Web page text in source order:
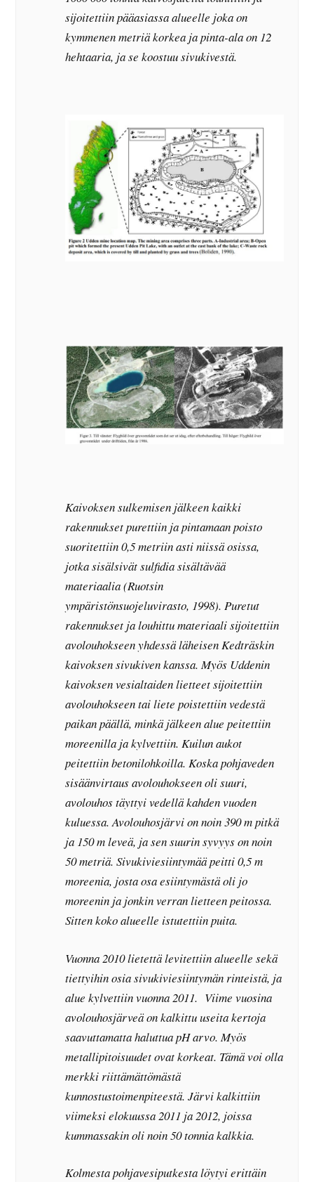
sijoitettiin pääasiassa alueelle joka on
kymmenen metriä korkea ja pinta-ala on 12
hehtaaria, ja se koostuu sivukivestä.
Kaivoksen sulkemisen jälkeen kaikki
rakennukset purettiin ja pintamaan poisto
suoritettiin 0,5 metriin asti niissä osissa,
jotka sisälsivät sulfidia sisältävää
materiaalia (Ruotsin
ympäristönsuojeluvirasto, 1998). Puretut
rakennukset ja louhittu materiaali sijoitettiin
avolouhokseen yhdessä läheisen Kedträskin
kaivoksen sivukiven kanssa. Myös Uddenin
kaivoksen vesialtaiden lietteet sijoitettiin
avolouhokseen tai liete poistettiin vedestä
paikan päällä, minkä jälkeen alue peitettiin
moreenilla ja kylvettiin. Kuilun aukot
peitettiin betonilohkoilla. Koska pohjaveden
sisäänvirtaus avolouhokseen oli suuri,
avolouhos täyttyi vedellä kahden vuoden
kuluessa. Avolouhosjärvi on noin 390 m pitkä
ja 150 m leveä, ja sen suurin syvyys on noin
50 metriä. Sivukiviesiintymää peitti 0,5 m
moreenia, josta osa esiintymästä oli jo
moreenin ja jonkin verran lietteen peitossa.
Sitten koko alueelle istutettiin puita.
Vuonna 2010 lietettä levitettiin alueelle sekä
tiettyihin osia sivukiviesiintymän rinteistä, ja
alue kylvettiin vuonna 2011. Viime vuosina
avolouhosjärveä on kalkittu useita kertoja
saavuttamatta haluttua pH arvo. Myös
metallipitoisuudet ovat korkeat. Tämä voi olla
merkki riittämättömästä
kunnostustoimenpiteestä. Järvi kalkittiin
viimeksi elokuussa 2011 ja 2012, joissa
kummassakin oli noin 50 tonnia kalkkia.
Kolmesta pohjavesiputkesta löytyi erittäin